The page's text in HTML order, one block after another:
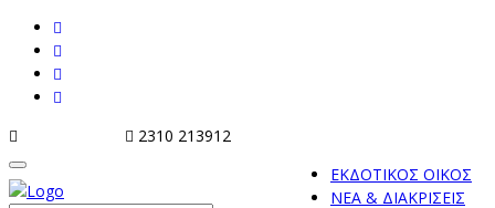
2310 213912
ΕΚΔΟΤΙΚΟΣ ΟΙΚΟΣ
ΝΕΑ & ΔΙΑΚΡΙΣΕΙΣ